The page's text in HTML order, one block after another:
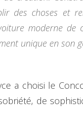
des choses et
moderne de
unique en son
a choisi le
de